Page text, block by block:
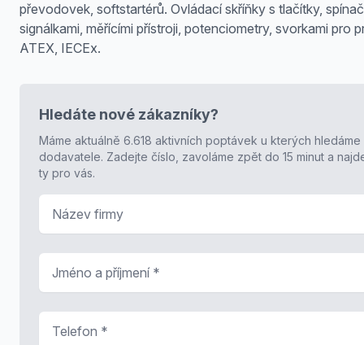
převodovek, softstartérů. Ovládací skříňky s tlačítky,
signálkami, měřícími přístroji, potenciometry, svorkami pro
ATEX, IECEx.
Hledáte nové zákazníky?
Máme aktuálně 6.618 aktivních poptávek u kterých hledáme
dodavatele. Zadejte číslo, zavoláme zpět do 15 minut a
ty pro vás.